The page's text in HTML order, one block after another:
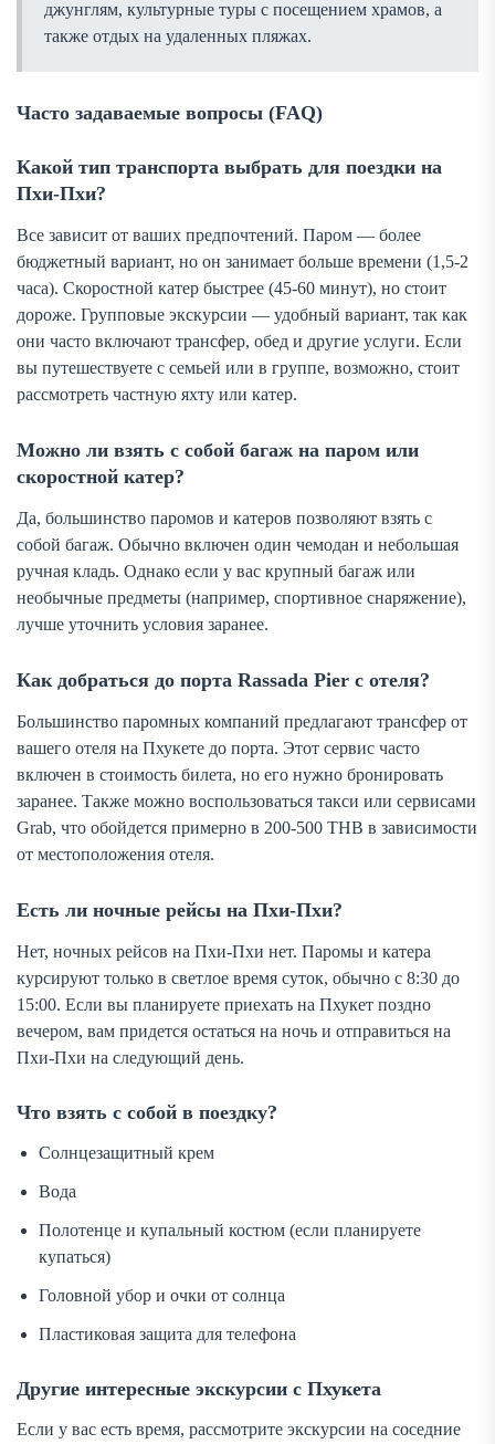
джунглям, культурные туры с посещением храмов, а
также отдых на удаленных пляжах.
Часто задаваемые вопросы (FAQ)
Какой тип транспорта выбрать для поездки на
Пхи-Пхи?
Все зависит от ваших предпочтений. Паром — более
бюджетный вариант, но он занимает больше времени (1,5-2
часа). Скоростной катер быстрее (45-60 минут), но стоит
дороже. Групповые экскурсии — удобный вариант, так как
они часто включают трансфер, обед и другие услуги. Если
вы путешествуете с семьей или в группе, возможно, стоит
рассмотреть частную яхту или катер.
Можно ли взять с собой багаж на паром или
скоростной катер?
Да, большинство паромов и катеров позволяют взять с
собой багаж. Обычно включен один чемодан и небольшая
ручная кладь. Однако если у вас крупный багаж или
необычные предметы (например, спортивное снаряжение),
лучше уточнить условия заранее.
Как добраться до порта Rassada Pier с отеля?
Большинство паромных компаний предлагают трансфер от
вашего отеля на Пхукете до порта. Этот сервис часто
включен в стоимость билета, но его нужно бронировать
заранее. Также можно воспользоваться такси или сервисами
Grab, что обойдется примерно в 200-500 THB в зависимости
от местоположения отеля.
Есть ли ночные рейсы на Пхи-Пхи?
Нет, ночных рейсов на Пхи-Пхи нет. Паромы и катера
курсируют только в светлое время суток, обычно с 8:30 до
15:00. Если вы планируете приехать на Пхукет поздно
вечером, вам придется остаться на ночь и отправиться на
Пхи-Пхи на следующий день.
Что взять с собой в поездку?
Солнцезащитный крем
Вода
Полотенце и купальный костюм (если планируете
купаться)
Головной убор и очки от солнца
Пластиковая защита для телефона
Другие интересные экскурсии с Пхукета
Если у вас есть время, рассмотрите экскурсии на соседние